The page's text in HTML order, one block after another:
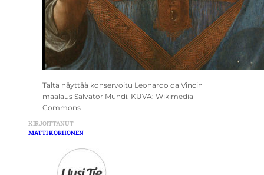
Tältä näyttää konservoitu Leonardo da Vincin
maalaus Salvator Mundi. KUVA: Wikimedia
Commons
KIRJOITTANUT
MATTI KORHONEN